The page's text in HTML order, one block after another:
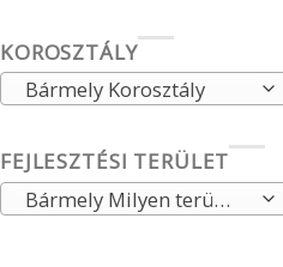
KOROSZTÁLY
Bármely Korosztály
FEJLESZTÉSI TERÜLET
Bármely Milyen területet fejleszt